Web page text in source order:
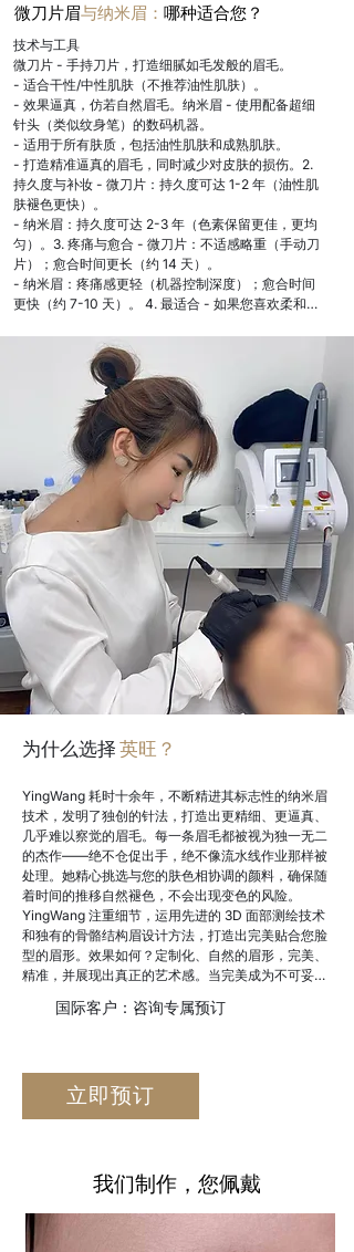
微刀片眉与纳米眉： 哪种适合您？
技术与工具
微刀片 - 手持刀片，打造细腻如毛发般的眉毛。
- 适合干性/中性肌肤（不推荐油性肌肤）。
- 效果逼真，仿若自然眉毛。纳米眉 - 使用配备超细
针头（类似纹身笔）的数码机器。
- 适用于所有肤质，包括油性肌肤和成熟肌肤。
- 打造精准逼真的眉毛，同时减少对皮肤的损伤。2.
持久度与补妆 - 微刀片：持久度可达 1-2 年（油性肌
肤褪色更快）。
- 纳米眉：持久度可达 2-3 年（色素保留更佳，更均
匀）。3. 疼痛与愈合 - 微刀片：不适感略重（手动刀
片）；愈合时间更长（约 14 天）。
- 纳米眉：疼痛感更轻（机器控制深度）；愈合时间
更快（约 7-10 天）。 4. 最适合 - 如果您喜欢柔和、
- 如果您喜欢更清晰的眉形、油性皮肤或希望效果更
持久，请选择纳米眉。我们诊所推荐纳米眉的原因 -
✔ 精准：机器可以更精细、更均匀地描画眉毛。
- ✔ 多功能：非常适合修复旧式微刀片眉毛或打造自
然浓密的眉毛。
- ✔ 奢华效果：即使近距离观察，也如同真发般逼
真。专业提示：纳米眉是伦敦精英阶层的“五星级标
准”——想象一下，全天候拥有完美无瑕、随时上镜
的IG眉毛！
为什么选择 英旺？
YingWang 耗时十余年，不断精进其标志性的纳米眉
技术，发明了独创的针法，打造出更精细、更逼真、
几乎难以察觉的眉毛。每一条眉毛都被视为独一无二
的杰作——绝不仓促出手，绝不像流水线作业那样被
处理。她精心挑选与您的肤色相协调的颜料，确保随
着时间的推移自然褪色，不会出现变色的风险。
YingWang 注重细节，运用先进的 3D 面部测绘技术
和独有的骨骼结构眉设计方法，打造出完美贴合您脸
型的眉形。效果如何？定制化、自然的眉形，完美、
精准，并展现出真正的艺术感。当完美成为不可妥协
——因为 YingWang 不仅仅是创造眉形，更是设计眉
国际客户：咨询专属预订
立即预订
我们制作，您佩戴